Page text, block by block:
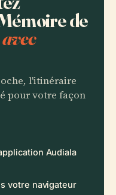
de
avec
l'itinéraire
pour votre façon
Audiala
votre navigateur